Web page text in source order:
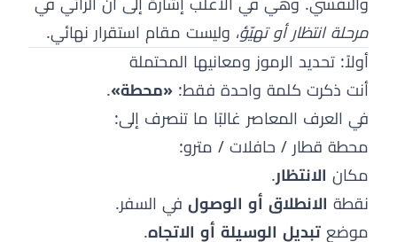
مرحلة انتظار أو تهيّؤ، وليست مقام استقرار نهائي.
أولاً: تحديد الرموز ومعانيها المحتملة
أنت ذكرت كلمة واحدة فقط: «محطة».
في العرف المعاصر غالبًا ما تنصرف إلى:
محطة قطار / حافلات / مترو:
مكان الانتظار.
نقطة الانطلاق أو الوصول في السفر.
موضعتبديل الوسيلة أو الاتجاه.